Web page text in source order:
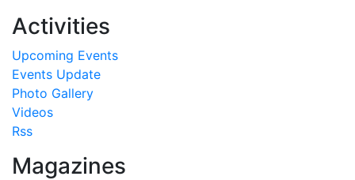
Activities
Upcoming Events
Events Update
Photo Gallery
Videos
Rss
Magazines